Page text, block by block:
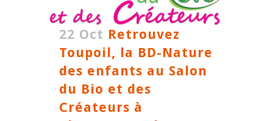
22 Oct Retrouvez
Toupoil, la BD-Nature
des enfants au Salon
du Bio et des
Créateurs à